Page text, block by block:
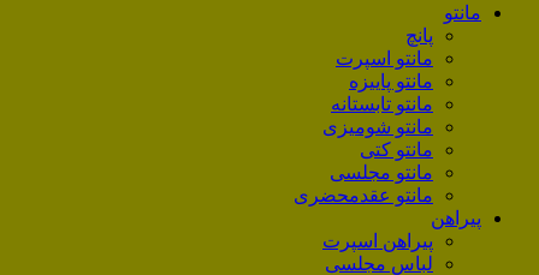
مانتو
پانچ
مانتو اسپرت
مانتو پاییزه
مانتو تابستانه
مانتو شومیزی
مانتو کتی
مانتو مجلسی
مانتو عقد‌محضری
پیراهن
پیراهن اسپرت
لباس مجلسی